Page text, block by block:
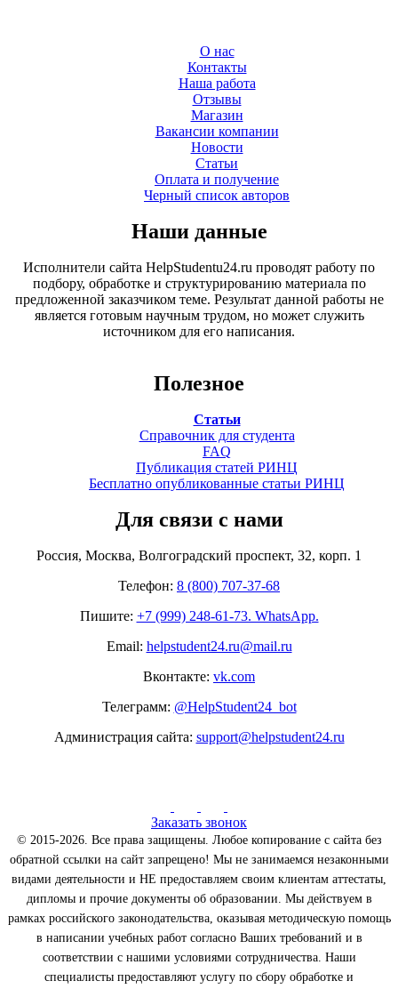
О нас
Контакты
Наша работа
Отзывы
Магазин
Вакансии компании
Новости
Статьи
Оплата и получение
Черный список авторов
Наши данные
Исполнители сайта HelpStudentu24.ru проводят работу по
подбору, обработке и структурированию материала по
предложенной заказчиком теме. Результат данной работы не
является готовым научным трудом, но может служить
источником для его написания.
Полезное
Статьи
Справочник для студента
FAQ
Публикация статей РИНЦ
Бесплатно опубликованные статьи РИНЦ
Для связи с нами
Россия, Москва, Волгоградский проспект, 32, корп. 1
Телефон: 8 (800) 707-37-68
Пишите: +7 (999) 248-61-73. WhatsApp.
Email: helpstudent24.ru@mail.ru
Вконтакте: vk.com
Телеграмм: @HelpStudent24_bot
Администрация сайта: support@helpstudent24.ru
Заказать звонок
© 2015-2026. Все права защищены. Любое копирование с сайта без
обратной ссылки на сайт запрещено! Мы не занимаемся незаконными
видами деятельности и НЕ предоставляем своим клиентам аттестаты,
дипломы и прочие документы об образовании. Мы действуем в
рамках российского законодательства, оказывая методическую помощь
в написании учебных работ согласно Ваших требований и в
соответствии с нашими условиями сотрудничества. Наши
специалисты предоставляют услугу по сбору обработке и